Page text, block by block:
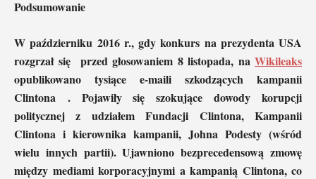
Podsumowanie
W październiku 2016 r., gdy konkurs na prezydenta USA
rozgrzał się przed głosowaniem 8 listopada, na Wikileaks
opublikowano tysiące e-maili szkodzących kampanii
Clintona . Pojawiły się szokujące dowody korupcji
politycznej z udziałem Fundacji Clintona, Kampanii
Clintona i kierownika kampanii, Johna Podesty (wśród
wielu innych partii). Ujawniono bezprecedensową zmowę
między mediami korporacyjnymi a kampanią Clintona, co